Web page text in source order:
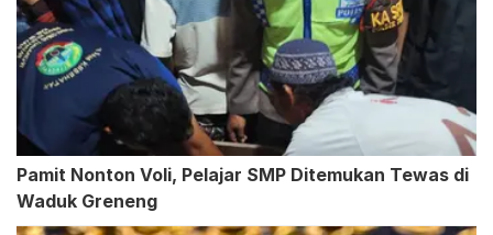
Pamit Nonton Voli, Pelajar SMP Ditemukan Tewas di
Waduk Greneng